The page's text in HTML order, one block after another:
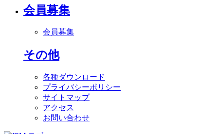
会員募集
会員募集
その他
各種ダウンロード
プライバシーポリシー
サイトマップ
アクセス
お問い合わせ